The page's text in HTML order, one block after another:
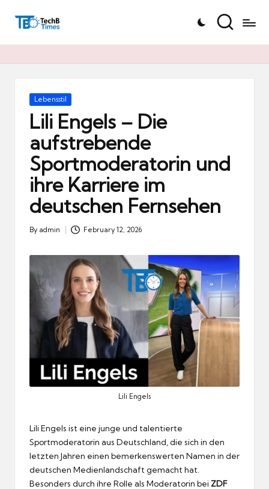
T
h
Posted
Lebensstil
Lili Engels – Die
aufstrebende
Sportmoderatorin und
ihre Karriere im
deutschen Fernsehen
Posted
By admin February 12, 2026
Lili Engels
Lili Engels ist eine junge und talentierte
Sportmoderatorin aus Deutschland, die sich in den
letzten Jahren einen bemerkenswerten Namen in der
deutschen Medienlandschaft gemacht hat.
Besonders durch ihre Rolle als Moderatorin bei ZDF